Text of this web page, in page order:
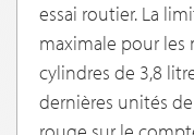
essai routier. La
maximale pour les
cylindres de 3,8
dernières unités